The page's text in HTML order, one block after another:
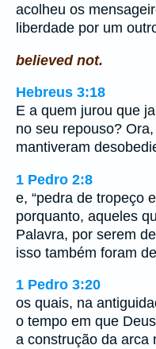
acolheu os
liberdade por um
believed not.
Hebreus 3:18
E a quem jurou que
no seu repouso?
mantiveram
1 Pedro 2:8
e, “pedra de tropeço
porquanto, aqueles
Palavra, por serem
isso também foram
1 Pedro 3:20
os quais, na
o tempo em que
a construção da arca